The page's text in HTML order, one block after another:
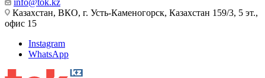
info@tok.kz
Казахстан, ВКО, г. Усть-Каменогорск, Казахстан 159/3, 5 эт.,
офис 15
Instagram
WhatsApp